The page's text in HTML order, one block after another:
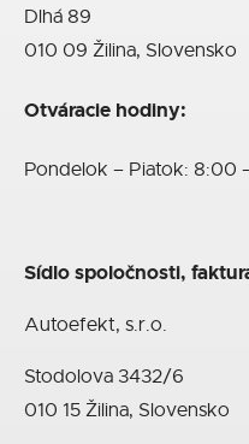
Dlhá 89
010 09 Žilina, Slovensko
Otváracie hodiny:
Pondelok – Piatok: 8:00
Sídlo spoločnosti,
Autoefekt, s.r.o.
Stodolova 3432/6
010 15 Žilina, Slovensko